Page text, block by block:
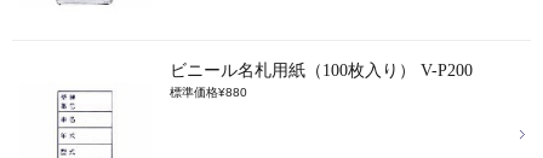
ビニール名札用紙（100枚入り） V-P200
標準価格¥880